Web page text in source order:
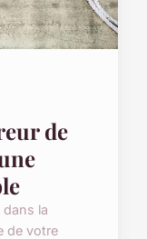
de
la
de votre